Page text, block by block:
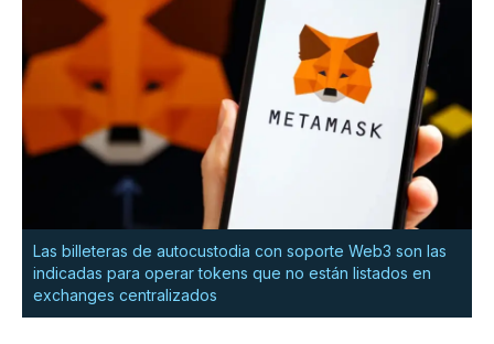
Las billeteras de autocustodia con soporte Web3 son las
indicadas para operar tokens que no están listados en
exchanges centralizados